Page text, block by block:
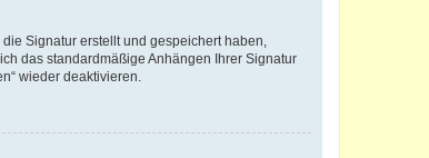
Signatur erstellt und gespeichert haben,
das standardmäßige Anhängen Ihrer Signatur
wieder deaktivieren.